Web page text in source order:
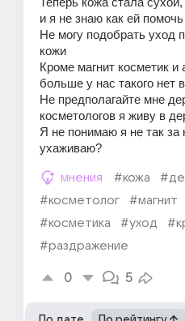
и я не знаю как ей помочь
Не могу подобрать уход
кожи
Кроме магнит косметик и
больше у нас такого нет
Не предполагайте мне
косметологов я живу в
Я не понимаю я не так за
ухаживаю?
мнения #кожа
#косметолог
#магнит
#косметика
#уход
#раздражение
0 5